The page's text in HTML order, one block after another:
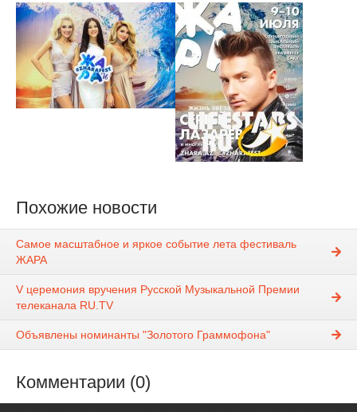
Похожие новости
Самое масштабное и яркое событие лета фестиваль
ЖАРА
V церемония вручения Русской Музыкальной Премии
телеканала RU.TV
Объявлены номинанты "Золотого Граммофона"
Комментарии (0)